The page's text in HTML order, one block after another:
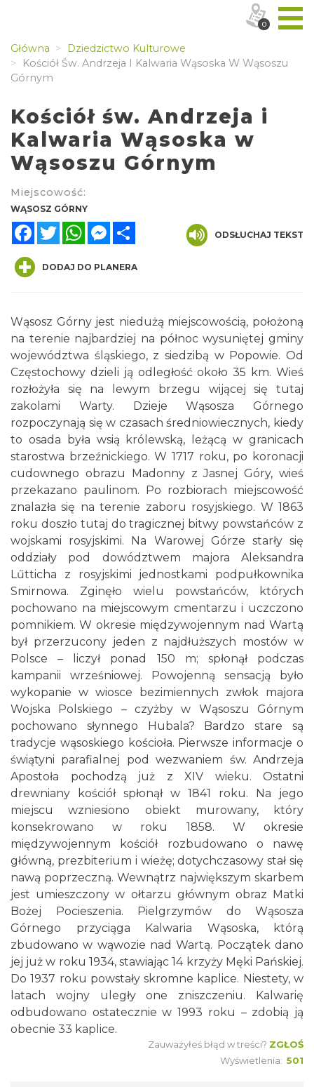
Główna
Dziedzictwo Kulturowe
Kościół Św. Andrzeja I Kalwaria Wąsoska W Wąsoszu
Górnym
Kościół św. Andrzeja i
Kalwaria Wąsoska w
Wąsoszu Górnym
Miejscowość:
WĄSOSZ GÓRNY
FacebookTwitterWhatsAppMessenger
ODSŁUCHAJ TEKST
DODAJ DO PLANERA
Wąsosz Górny jest niedużą miejscowością, położoną
na terenie najbardziej na północ wysuniętej gminy
województwa śląskiego, z siedzibą w Popowie. Od
Częstochowy dzieli ją odległość około 35 km. Wieś
rozłożyła się na lewym brzegu wijącej się tutaj
zakolami Warty. Dzieje Wąsosza Górnego
rozpoczynają się w czasach średniowiecznych, kiedy
to osada była wsią królewską, leżącą w granicach
starostwa brzeźnickiego. W 1717 roku, po koronacji
cudownego obrazu Madonny z Jasnej Góry, wieś
przekazano paulinom. Po rozbiorach miejscowość
znalazła się na terenie zaboru rosyjskiego. W 1863
roku doszło tutaj do tragicznej bitwy powstańców z
wojskami rosyjskimi. Na Warowej Górze starły się
oddziały pod dowództwem majora Aleksandra
Lűtticha z rosyjskimi jednostkami podpułkownika
Smirnowa. Zginęło wielu powstańców, których
pochowano na miejscowym cmentarzu i uczczono
pomnikiem. W okresie międzywojennym nad Wartą
był przerzucony jeden z najdłuższych mostów w
Polsce – liczył ponad 150 m; spłonął podczas
kampanii wrześniowej. Powojenną sensacją było
wykopanie w wiosce bezimiennych zwłok majora
Wojska Polskiego – czyżby w Wąsoszu Górnym
pochowano słynnego Hubala? Bardzo stare są
tradycje wąsoskiego kościoła. Pierwsze informacje o
świątyni parafialnej pod wezwaniem św. Andrzeja
Apostoła pochodzą już z XIV wieku. Ostatni
drewniany kościół spłonął w 1841 roku. Na jego
miejscu wzniesiono obiekt murowany, który
konsekrowano w roku 1858. W okresie
międzywojennym kościół rozbudowano o nawę
główną, prezbiterium i wieżę; dotychczasowy stał się
nawą poprzeczną. Wewnątrz największym skarbem
jest umieszczony w ołtarzu głównym obraz Matki
Bożej Pocieszenia. Pielgrzymów do Wąsosza
Górnego przyciąga Kalwaria Wąsoska, którą
zbudowano w wąwozie nad Wartą. Początek dano
jej już w roku 1934, stawiając 14 krzyży Męki Pańskiej.
Do 1937 roku powstały skromne kaplice. Niestety, w
latach wojny uległy one zniszczeniu. Kalwarię
odbudowano ostatecznie w 1993 roku – zdobią ją
obecnie 33 kaplice.
Zauważyłeś błąd w treści? ZGŁOŚ
Wyświetlenia: 501
0